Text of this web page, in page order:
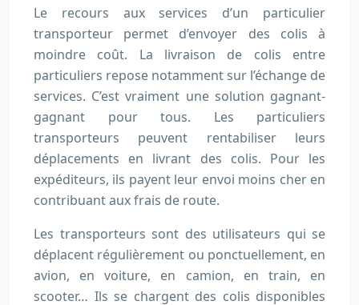
Le recours aux services d’un particulier
transporteur permet d’envoyer des colis à
moindre coût. La livraison de colis entre
particuliers repose notamment sur l’échange de
services. C’est vraiment une solution gagnant-
gagnant pour tous. Les particuliers
transporteurs peuvent rentabiliser leurs
déplacements en livrant des colis. Pour les
expéditeurs, ils payent leur envoi moins cher en
contribuant aux frais de route.
Les transporteurs sont des utilisateurs qui se
déplacent régulièrement ou ponctuellement, en
avion, en voiture, en camion, en train, en
scooter… Ils se chargent des colis disponibles